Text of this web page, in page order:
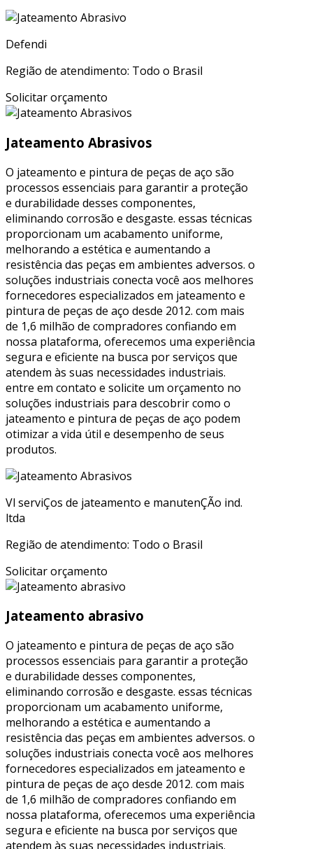
Defendi
Região de atendimento: Todo o Brasil
Solicitar orçamento
Jateamento Abrasivos
O jateamento e pintura de peças de aço são
processos essenciais para garantir a proteção
e durabilidade desses componentes,
eliminando corrosão e desgaste. essas técnicas
proporcionam um acabamento uniforme,
melhorando a estética e aumentando a
resistência das peças em ambientes adversos. o
soluções industriais conecta você aos melhores
fornecedores especializados em jateamento e
pintura de peças de aço desde 2012. com mais
de 1,6 milhão de compradores confiando em
nossa plataforma, oferecemos uma experiência
segura e eficiente na busca por serviços que
atendem às suas necessidades industriais.
entre em contato e solicite um orçamento no
soluções industriais para descobrir como o
jateamento e pintura de peças de aço podem
otimizar a vida útil e desempenho de seus
produtos.
Vl serviÇos de jateamento e manutenÇÃo ind.
ltda
Região de atendimento: Todo o Brasil
Solicitar orçamento
Jateamento abrasivo
O jateamento e pintura de peças de aço são
processos essenciais para garantir a proteção
e durabilidade desses componentes,
eliminando corrosão e desgaste. essas técnicas
proporcionam um acabamento uniforme,
melhorando a estética e aumentando a
resistência das peças em ambientes adversos. o
soluções industriais conecta você aos melhores
fornecedores especializados em jateamento e
pintura de peças de aço desde 2012. com mais
de 1,6 milhão de compradores confiando em
nossa plataforma, oferecemos uma experiência
segura e eficiente na busca por serviços que
atendem às suas necessidades industriais.